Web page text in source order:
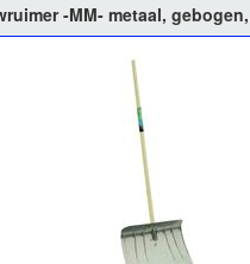
-MM- metaal,